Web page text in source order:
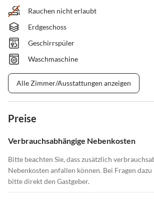
Rauchen nicht erlaubt
Erdgeschoss
Geschirrspüler
Waschmaschine
Alle Zimmer/Ausstattungen anzeigen
Preise
Verbrauchsabhängige Nebenkosten
Bitte beachten Sie, dass zusätzlich
Nebenkosten anfallen können. Bei Fragen
bitte direkt den Gastgeber.